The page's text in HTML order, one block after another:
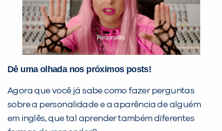
Dê uma olhada nos próximos posts!
Agora que você já sabe como fazer perguntas
sobre a personalidade e a aparência de alguém
em inglês, que tal aprender também diferentes